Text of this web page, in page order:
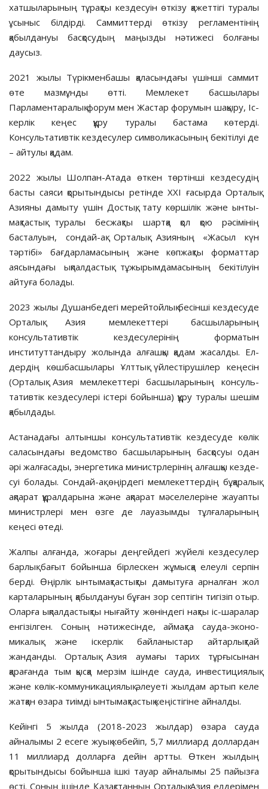
хатшыларының тұрақты кезде­суін өткізу қажеттігі туралы
ұсы­ныс білдірді. Саммиттерді өткізу рег­ла­ментінің
қабылдануы басқосудың маңызды нәтижесі болғаны
даусыз.
2021 жылы Түрікменбашы қала­­сын­дағы үшінші саммит
өте маз­мұнды өтті. Мемлекет бас­шы­­лары
Парламентаралық форум мен Жастар форумын шақыру, Іс­
кер­лік кеңес құру туралы бастама көтерді.
Консультативтік кездесулер символикасының бекітілуі де
– айтулы қадам.
2022 жылы Шолпан-Атада өт­кен төртінші кездесудің
басты сая­си қорытындысы ретінде ХХІ ғасыр­да Орталық
Азияны дамыту үшін Достық, тату көршілік және ынты­
мақтастық туралы бесжақты шартқа қол қою рәсімінің
басталуын, сондай-ақ Орталық Азияның «Жасыл күн
тәртібі» бағдарламасының және көпжақты форматтар
аясындағы ықпалдастық тұжырымдамасының бекітілуін
айтуға болады.
2023 жылы Душанбедегі мерей­­тойлық бесінші кездесуде
Ор­талық Азия мемлекеттері басшы­­ларының
консультативтік кездесу­лерінің фор­матын
институттандыру жолын­да алғашқы қадам жасалды. Ел­­
дердің көшбасшылары Ұлт­тық үй­лес­тірушілер кеңесін
(Орталық Азия мемлекеттері басшыларының кон­суль­
тативтік кездесулері істері бойын­ша) құру туралы шешім
қа­был­дады.
Астанадағы алтыншы консуль­та­тивтік кездесуде көлік
саласындағы ведомство басшыларының басқо­суы одан
әрі жалғасады, энергетика ми­нистрлерінің алғашқы кезде­
суі болады. Сондай-ақ өңірдегі мемле­кеттердің бұқаралық
ақпарат құрал­дарына және ақпарат мәселелеріне жауапты
министрлері мен өзге де лауазымды тұлғаларының
кеңесі өтеді.
Жалпы алғанда, жоғары деңгей­дегі жүйелі кездесулер
барлық ба­ғыт бойынша бірлескен жұмысқа елеулі серпін
берді. Өңірлік ынтымақ­тас­тықты дамытуға арналған жол
карталарының қабылдануы бұған зор септігін тигізіп отыр.
Оларға ықпал­дастықты нығайту жөніндегі нақ­ты іс-шаралар
енгізілген. Соның нәтижесінде, аймақта сауда-эконо­
микалық және іскерлік байланыстар айтарлықтай
жанданды. Орталық Азия аумағы тарих тұрғы­сынан
қарағанда тым қысқа мерзім ішінде сауда, инвестициялық
және кө­лік-коммуникациялық әлеуеті жыл­дам артып келе
жатқан өзара тиім­ді ынтымақтастық кеңістігіне айналды.
Кейінгі 5 жылда (2018-2023 жылдар) өзара сауда
айналымы 2 есеге жуық көбейіп, 5,7 миллиард доллар­дан
11 миллиард долларға дейін арт­ты. Өткен жылдың
қорытын­ды­сы бойынша ішкі тауар айналы­мы 25 пайызға
өсті. Соның ішінде Қазақстанның Орталық Азия елдері­мен